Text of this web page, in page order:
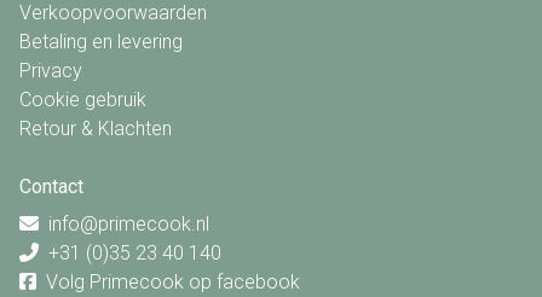
Verkoopvoorwaarden
Betaling en levering
Privacy
Cookie gebruik
Retour & Klachten
Contact
info@primecook.nl
+31 (0)35 23 40 140
Volg Primecook op facebook